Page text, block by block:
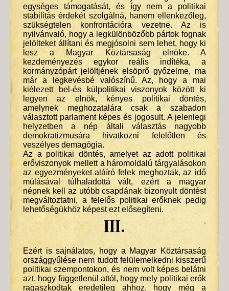
egységes támogatását, és így nem a politikai
stabilitás érdekét szolgálná, hanem ellenkezőleg,
szükségtelen konfrontációra vezetne. Az is
nyilvánvaló, hogy a legkülönbözőbb pártok fognak
jelölteket állítani és megjósolni sem lehet, hogy ki
lesz a Magyar Köztársaság elnöke. A
kezdeményezés egykor reális indítéka, a
kormányzópárt jelöltjének elsöprő győzelme, ma
már a legkevésbé valószínű. Az, hogy a mai
kiélezett bel-és külpolitikai viszonyok között ki
legyen az elnök, kényes politikai döntés,
amelynek meghozatalára csak a szabadon
választott parlament képes és jogosult. A jelenlegi
helyzetben a nép általi választás nagyobb
demokratizmusára hivatkozni felelőtlen és
veszélyes demagógia.
Az a politikai döntés, amelyet az adott politikai
erőviszonyok mellett a háromoldalú tárgyalásokon
az egyezményeket aláíró felek meghoztak, az idő
múlásával túlhaladottá vált, ezért a magyar
népnek kell az utóbb csapdának bizonyult döntést
megváltoztatni, a felelős politikai erőknek pedig
lehetőségükhöz képest ezt elősegíteni.
III.
Ezért is sajnálatos, hogy a Magyar Köztársaság
országgyűlése nem tudott felülemelkedni kisszerű
politikai szempontokon, és nem volt képes belátni
azt, hogy függetlenül attól, hogy mely politikai erők
ragaszkodtak eredetileg ahhoz, hogy még a